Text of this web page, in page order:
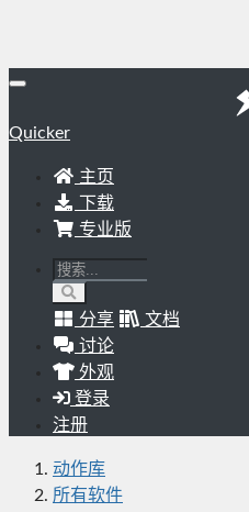
Quicker
主页
下载
专业版
分享
文档
讨论
外观
登录
注册
动作库
所有软件